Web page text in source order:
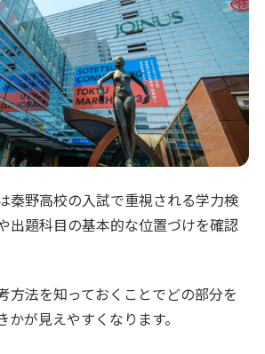
秦野高校の入試で重視される学力検
出題科目の基本的な位置づけを確認
方法を知っておくことでどの部分を
が見えやすくなります。